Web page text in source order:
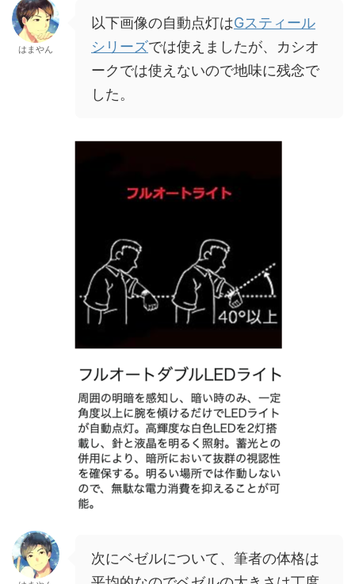
はまやん
以下画像の自動点灯はGスティール
シリーズでは使えましたが、カシオ
ークでは使えないので地味に残念で
した。
次にベゼルについて、筆者の体格は